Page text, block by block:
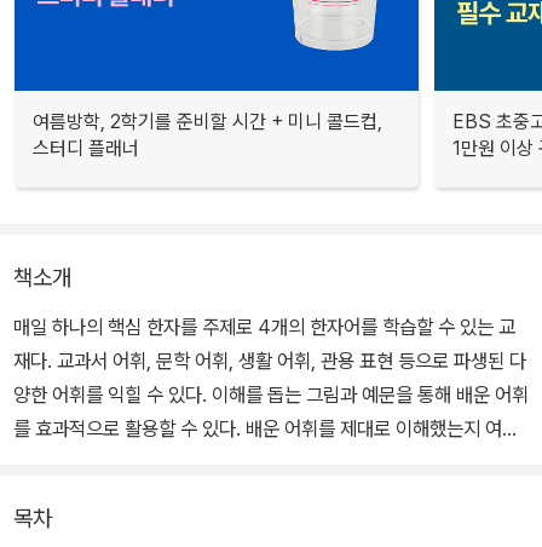
여름방학, 2학기를 준비할 시간 + 미니 콜드컵,
스터디 플래너
EBS 초중
1만원 이상
책소개
매일 하나의 핵심 한자를 주제로 4개의 한자어를 학습할 수 있는 교
재다. 교과서 어휘, 문학 어휘, 생활 어휘, 관용 표현 등으로 파생된 다
양한 어휘를 익힐 수 있다. 이해를 돕는 그림과 예문을 통해 배운 어휘
를 효과적으로 활용할 수 있다. 배운 어휘를 제대로 이해했는지 여러
목차